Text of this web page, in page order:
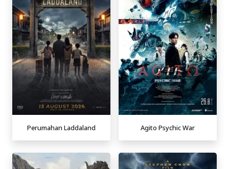
Perumahan Laddaland Agito Psychic War